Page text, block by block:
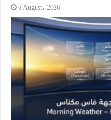
6 August، 2026